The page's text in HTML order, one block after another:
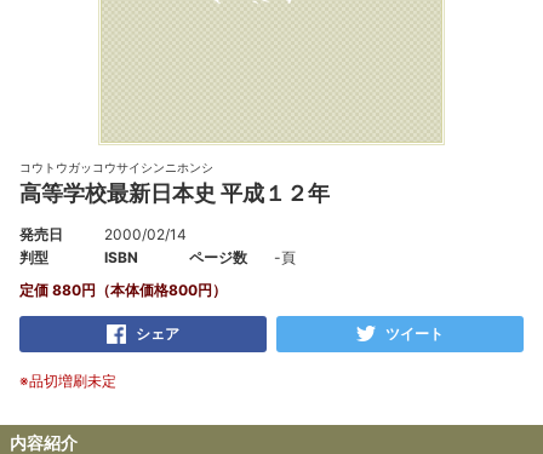
コウトウガッコウサイシンニホンシ
高等学校最新日本史 平成１２年
発売日
2000/02/14
判型
ISBN ページ数
-頁
定価 880円（本体価格800円）
シェア ツイート
※品切増刷未定
内容紹介